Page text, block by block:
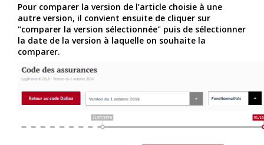
Pour comparer la version de l’article choisie à une
autre version, il convient ensuite de cliquer sur
"comparer la version sélectionnée" puis de sélectionner
la date de la version à laquelle on souhaite la
comparer.